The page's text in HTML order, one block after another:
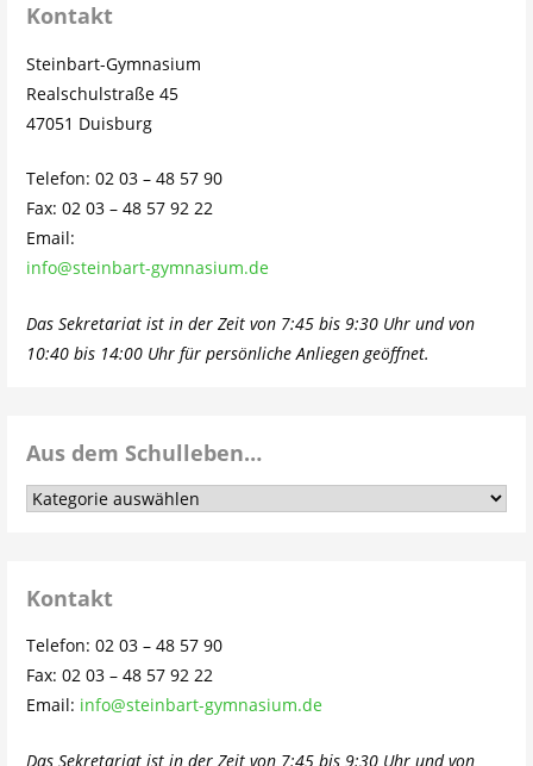
Kontakt
Steinbart-Gymnasium
Realschulstraße 45
47051 Duisburg
Telefon: 02 03 – 48 57 90
Fax: 02 03 – 48 57 92 22
Email:
info@steinbart-gymnasium.de
Das Sekretariat ist in der Zeit von 7:45 bis 9:30 Uhr und von
10:40 bis 14:00 Uhr für persönliche Anliegen geöffnet.
Aus dem Schulleben…
Aus
Kontakt
Telefon: 02 03 – 48 57 90
Fax: 02 03 – 48 57 92 22
Email: info@steinbart-gymnasium.de
Das Sekretariat ist in der Zeit von 7:45 bis 9:30 Uhr und von